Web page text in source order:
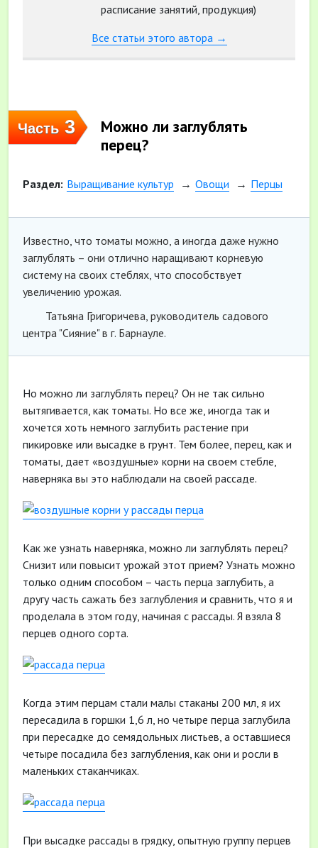
расписание занятий, продукция)
Все статьи этого автора →
Часть3
Можно ли заглублять
перец?
Раздел: Выращивание культур Овощи Перцы
Известно, что томаты можно, а иногда даже нужно
заглублять – они отлично наращивают корневую
систему на своих стеблях, что способствует
увеличению урожая.
Татьяна Григоричева, руководитель садового
центра "Сияние" в г. Барнауле.
Но можно ли заглублять перец? Он не так сильно
вытягивается, как томаты. Но все же, иногда так и
хочется хоть немного заглубить растение при
пикировке или высадке в грунт. Тем более, перец, как и
томаты, дает «воздушные» корни на своем стебле,
наверняка вы это наблюдали на своей рассаде.
Как же узнать наверняка, можно ли заглублять перец?
Снизит или повысит урожай этот прием? Узнать можно
только одним способом – часть перца заглубить, а
другу часть сажать без заглубления и сравнить, что я и
проделала в этом году, начиная с рассады. Я взяла 8
перцев одного сорта.
Когда этим перцам стали малы стаканы 200 мл, я их
пересадила в горшки 1,6 л, но четыре перца заглубила
при пересадке до семядольных листьев, а оставшиеся
четыре посадила без заглубления, как они и росли в
маленьких стаканчиках.
При высадке рассады в грядку, опытную группу перцев